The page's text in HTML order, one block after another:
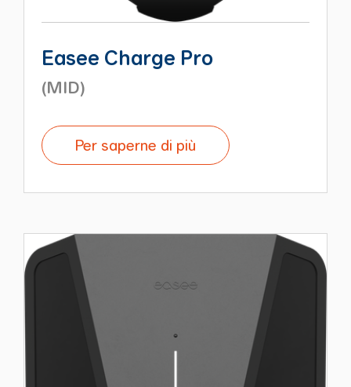
Easee Charge Pro
(MID)
Per saperne di più